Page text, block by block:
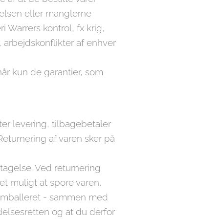
eller manglerne
Warrers kontrol, fx krig,
af enhver
kun de garantier, som
levering, tilbagebetaler
af varen sker på
Ved returnering
muligt at spore varen,
- sammen med
og at du derfor